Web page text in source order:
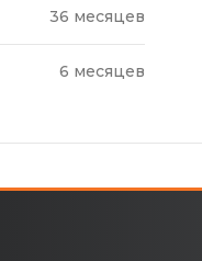
36 месяцев
6 месяцев